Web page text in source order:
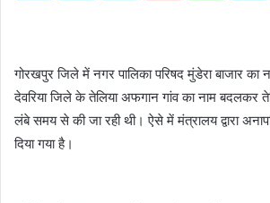
गोरखपुर जिले में नगर पालिका परिषद मुंडेरा बाजार का
देवरिया जिले के तेलिया अफगान गांव का नाम बदलकर
लंबे समय से की जा रही थी। ऐसे में मंत्रालय द्वारा
दिया गया है।